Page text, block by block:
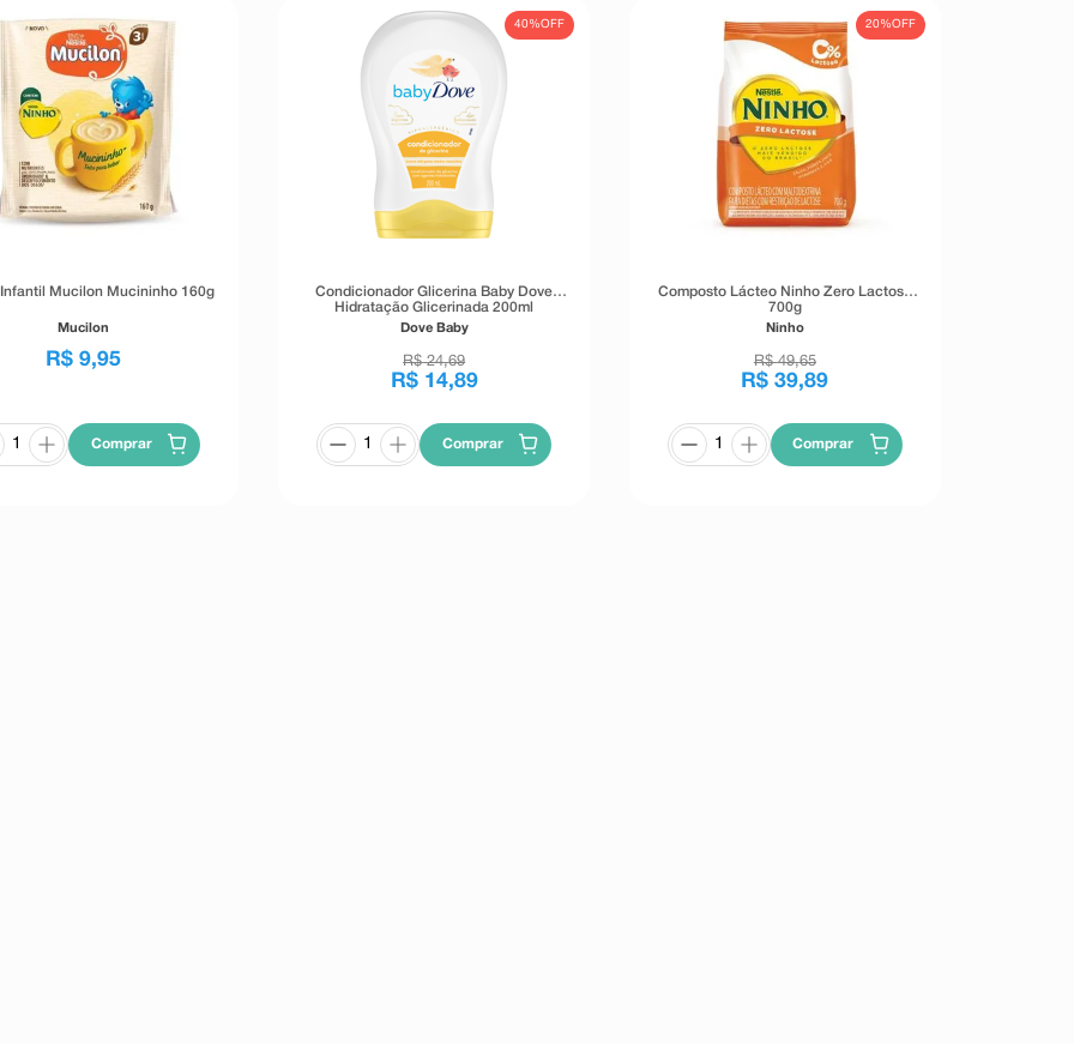
Mucilon Mucininho 160g
Mucilon
R$ 9,95
Comprar
40%OFF
Condicionador Glicerina Baby Dove
Hidratação Glicerinada 200ml
Dove Baby
R$ 24,69
R$ 14,89
Comprar
20%OFF
Composto Lácteo Ninho Zero Lactose
700g
Ninho
R$ 49,65
R$ 39,89
Comprar